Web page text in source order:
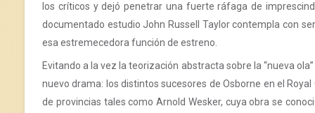
los críticos y dejó penetrar una fuerte ráfaga de
documentado estudio John Russell Taylor contempla con
esa estremecedora función de estreno.
Evitando a la vez la teorización abstracta sobre la “nueva
nuevo drama: los distintos sucesores de Osborne en el
de provincias tales como Arnold Wesker, cuya obra se